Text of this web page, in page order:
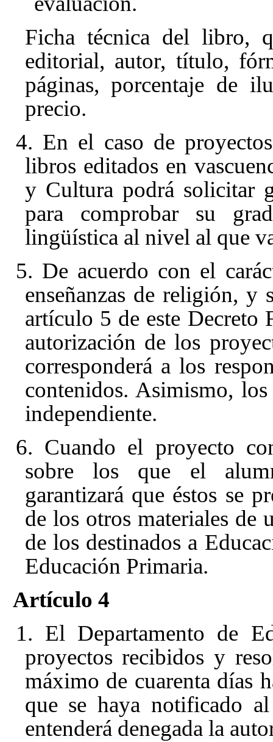
Ficha técnica del libro,
editorial, autor, título,
páginas, porcentaje de
precio.
4. En el caso de
libros editados en
y Cultura podrá solicitar
para comprobar su
lingüística al nivel al que
5. De acuerdo con el
enseñanzas de religión,
artículo 5 de este Decreto
autorización de los
corresponderá a los
contenidos. Asimismo,
independiente.
6. Cuando el proyecto
sobre los que el
garantizará que éstos se
de los otros materiales de
de los destinados a
Educación Primaria.
Artículo 4
1. El Departamento de
proyectos recibidos y
máximo de cuarenta días
que se haya notificado
entenderá denegada la